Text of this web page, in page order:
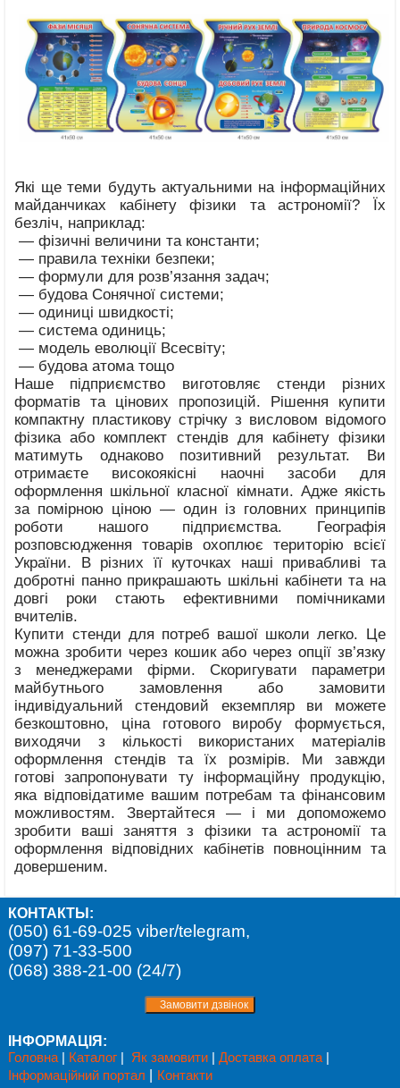
Які ще теми будуть актуальними на інформаційних
майданчиках кабінету фізики та астрономії? Їх
безліч, наприклад:
— фізичні величини та константи;
— правила техніки безпеки;
— формули для розв’язання задач;
— будова Сонячної системи;
— одиниці швидкості;
— система одиниць;
— модель еволюції Всесвіту;
— будова атома тощо
Наше підприємство виготовляє стенди різних
форматів та цінових пропозицій. Рішення купити
компактну пластикову стрічку з висловом відомого
фізика або комплект стендів для кабінету фізики
матимуть однаково позитивний результат. Ви
отримаєте високоякісні наочні засоби для
оформлення шкільної класної кімнати. Адже якість
за помірною ціною — один із головних принципів
роботи нашого підприємства. Географія
розповсюдження товарів охоплює територію всієї
України. В різних її куточках наші привабливі та
добротні панно прикрашають шкільні кабінети та на
довгі роки стають ефективними помічниками
вчителів.
Купити стенди для потреб вашої школи легко. Це
можна зробити через кошик або через опції зв’язку
з менеджерами фірми. Скоригувати параметри
майбутнього замовлення або замовити
індивідуальний стендовий екземпляр ви можете
безкоштовно, ціна готового виробу формується,
виходячи з кількості використаних матеріалів
оформлення стендів та їх розмірів. Ми завжди
готові запропонувати ту інформаційну продукцію,
яка відповідатиме вашим потребам та фінансовим
можливостям. Звертайтеся — і ми допоможемо
зробити ваші заняття з фізики та астрономії та
оформлення відповідних кабінетів повноцінним та
довершеним.
КОНТАКТЫ:
(050) 61-69-025 viber/telegram,
(097) 71-33-500
(068) 388-21-00 (24/7)
ІНФОРМАЦІЯ:
Головна| Каталог| Як замовити| Доставка оплата|
Інформаційний портал
Контакти